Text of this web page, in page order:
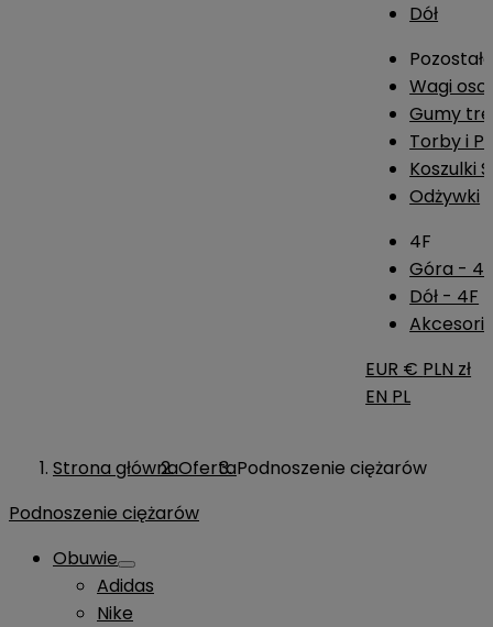
Dół
Wagi
Gumy
Torby i
Koszulki
Odżywki
4F
Góra -
Dół - 4F
EUR € PLN zł
EN PL
Strona głównaOfertaPodnoszenie ciężarów
Podnoszenie ciężarów
Obuwie
Adidas
Nike